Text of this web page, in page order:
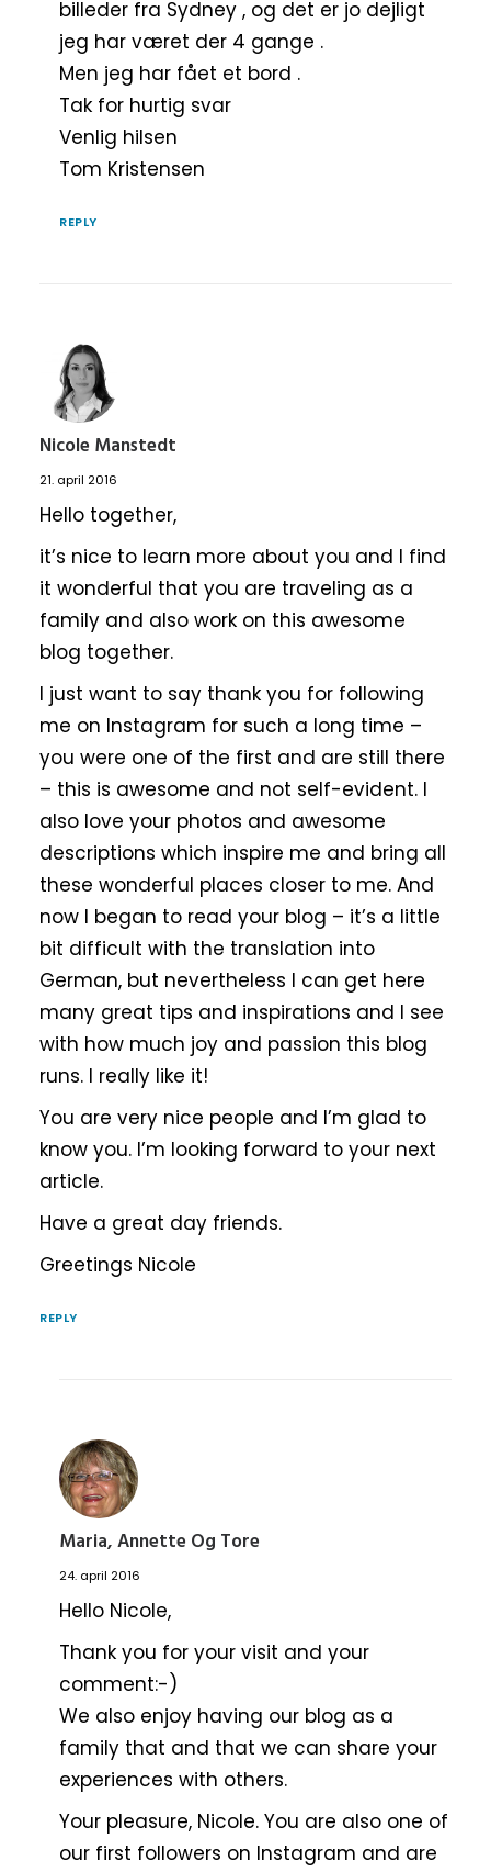
billeder fra Sydney , og det er jo dejligt
jeg har været der 4 gange .
Men jeg har fået et bord .
Tak for hurtig svar
Venlig hilsen
Tom Kristensen
REPLY
Nicole Manstedt
21. april 2016
Hello together,
it’s nice to learn more about you and I find
it wonderful that you are traveling as a
family and also work on this awesome
blog together.
I just want to say thank you for following
me on Instagram for such a long time –
you were one of the first and are still there
– this is awesome and not self-evident. I
also love your photos and awesome
descriptions which inspire me and bring all
these wonderful places closer to me. And
now I began to read your blog – it’s a little
bit difficult with the translation into
German, but nevertheless I can get here
many great tips and inspirations and I see
with how much joy and passion this blog
runs. I really like it!
You are very nice people and I’m glad to
know you. I’m looking forward to your next
article.
Have a great day friends.
Greetings Nicole
REPLY
Maria, Annette Og Tore
24. april 2016
Hello Nicole,
Thank you for your visit and your
comment:-)
We also enjoy having our blog as a
family that and that we can share your
experiences with others.
Your pleasure, Nicole. You are also one of
our first followers on Instagram and are